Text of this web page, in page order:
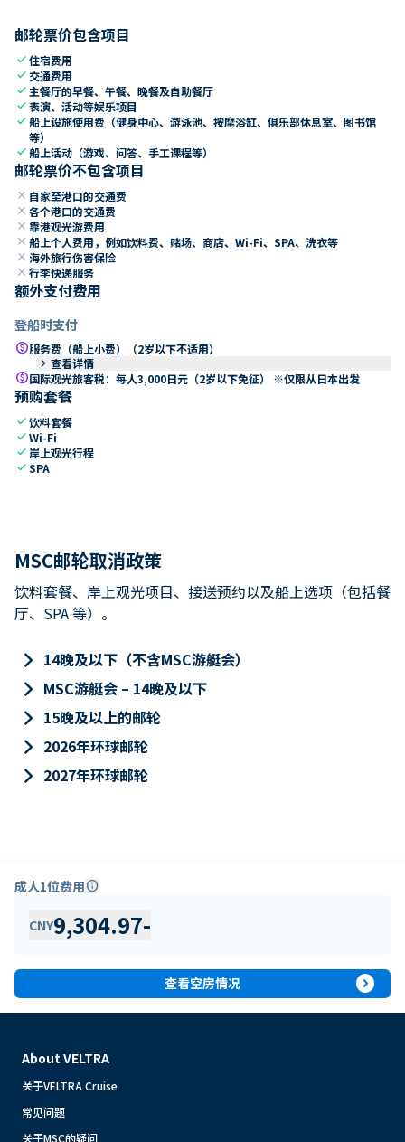
邮轮票价包含项目
check住宿费用
check 交通费用
check 主餐厅的早餐、午餐、晚餐及自助餐厅
check表演、活动等娱乐项目
check船上设施使用费（健身中心、游泳池、按摩浴缸、俱乐部休息室、图书馆
等）
check船上活动（游戏、问答、手工课程等）
邮轮票价不包含项目
close 自家至港口的交通费
close 各个港口的交通费
close 靠港观光游费用
close 船上个人费用，例如饮料费、赌场、商店、Wi-Fi、SPA、洗衣等
close 海外旅行伤害保险
close 行李快递服务
额外支付费用
登船时支付
paid服务费（船上小费）（2岁以下不适用）
keyboard_arrow_right 查看详情
paid国际观光旅客税：每人3,000日元（2岁以下免征） ※仅限从日本出发
预购套餐
check饮料套餐
checkWi-Fi
check 岸上观光行程
checkSPA
MSC邮轮取消政策
饮料套餐、岸上观光项目、接送预约以及船上选项（包括餐
厅、SPA 等）。
keyboard_arrow_right 14晚及以下（不含MSC游艇会）
keyboard_arrow_right MSC游艇会 – 14晚及以下
keyboard_arrow_right 15晚及以上的邮轮
keyboard_arrow_right 2026年环球邮轮
keyboard_arrow_right 2027年环球邮轮
成人1位费用info
CNY9,304.97-
查看空房情况 expand_circle_right
About VELTRA
关于VELTRA Cruise
常见问题
关于MSC的疑问